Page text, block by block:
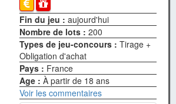
Fin du jeu :aujourd'hui
Nombre de lots :200
Types de jeu-concours :Tirage +
Obligation d'achat
Pays : France
Age :À partir de 18 ans
Voir les commentaires